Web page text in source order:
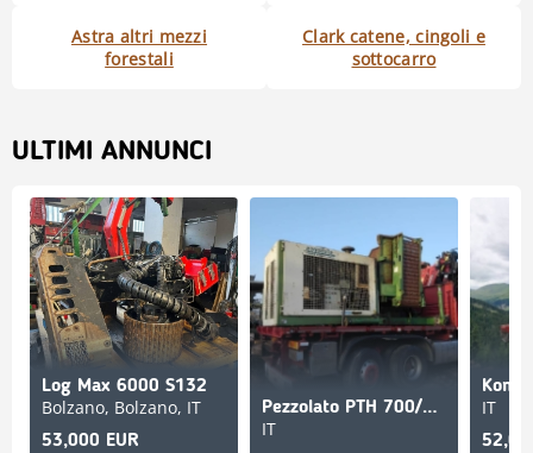
Astra altri mezzi
forestali
Clark catene, cingoli e
sottocarro
ULTIMI ANNUNCI
Log Max 6000 S132
Bolzano, Bolzano, IT
53,000 EUR
Pezzolato PTH 700/660 M
IT
IT